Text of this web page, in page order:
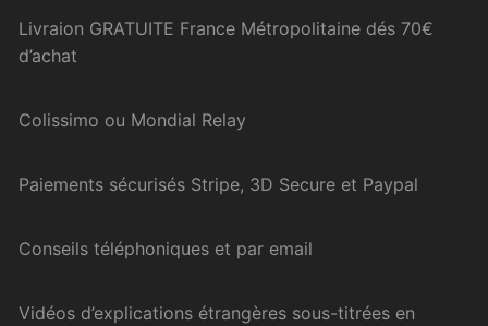
Livraion GRATUITE France Métropolitaine dés 70€
d’achat
Colissimo ou Mondial Relay
Paiements sécurisés Stripe, 3D Secure et Paypal
Conseils téléphoniques et par email
Vidéos d’explications étrangères sous-titrées en